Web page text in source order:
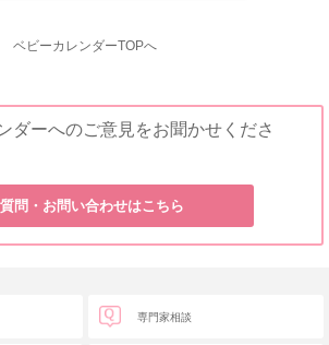
ベビーカレンダーTOPへ
ダーへのご意見をお聞かせくださ
問・お問い合わせはこちら
専門家相談